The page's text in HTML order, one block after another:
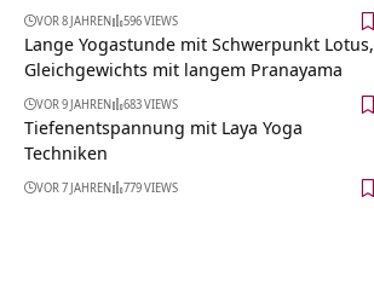
VOR 8 JAHREN 596 VIEWS
Lange Yogastunde mit Schwerpunkt Lotus,
Gleichgewichts mit langem Pranayama
VOR 9 JAHREN 683 VIEWS
Tiefenentspannung mit Laya Yoga
Techniken
VOR 7 JAHREN 779 VIEWS